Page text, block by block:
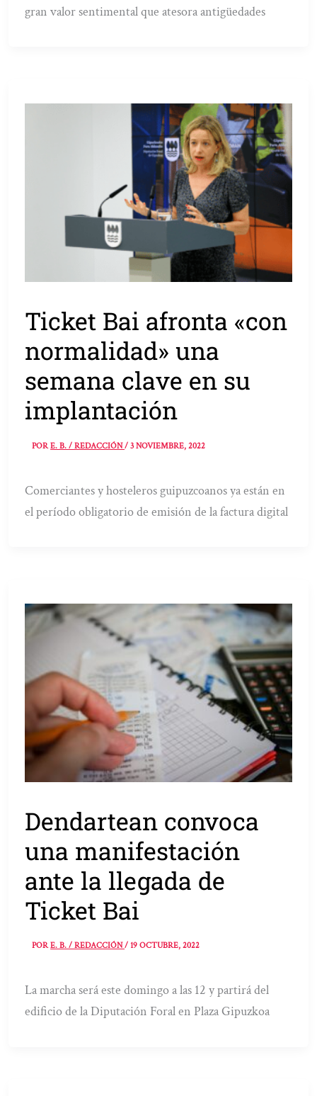
gran valor sentimental que atesora antigüedades
Ticket Bai afronta «con
normalidad» una
semana clave en su
implantación
PORE. B. / REDACCIÓN/3 NOVIEMBRE, 2022
Comerciantes y hosteleros guipuzcoanos ya están en
el período obligatorio de emisión de la factura digital
Dendartean convoca
una manifestación
ante la llegada de
Ticket Bai
PORE. B. / REDACCIÓN/19 OCTUBRE, 2022
La marcha será este domingo a las 12 y partirá del
edificio de la Diputación Foral en Plaza Gipuzkoa